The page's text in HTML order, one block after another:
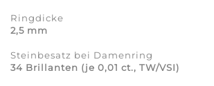
Ringdicke
2,5 mm
Steinbesatz bei Damenring
34 Brillanten (je 0,01 ct., TW/VSI)